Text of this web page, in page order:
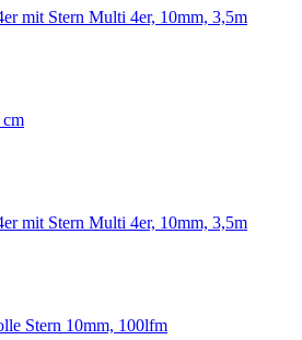
mit Stern Multi 4er, 10mm, 3,5m
cm
mit Stern Multi 4er, 10mm, 3,5m
Stern 10mm, 100lfm